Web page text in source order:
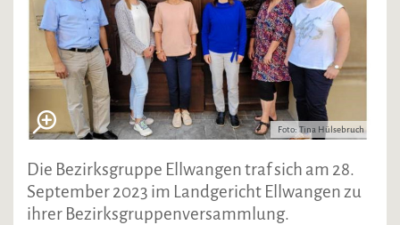
Foto: Tina Hülsebruch
Die Bezirksgruppe Ellwangen traf sich am 28.
September 2023 im Landgericht Ellwangen zu
ihrer Bezirksgruppenversammlung.